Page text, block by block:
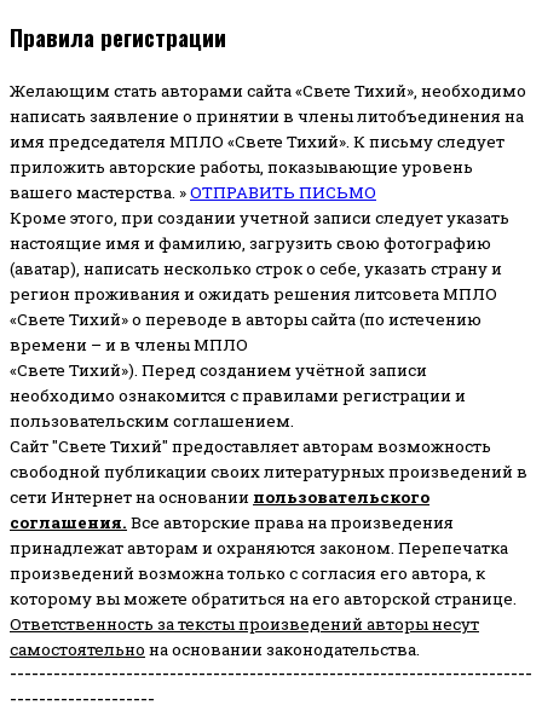
Правила регистрации
Желающим стать авторами сайта «Свете Тихий», необходимо
написать заявление о принятии в члены литобъединения на
имя председателя МПЛО «Свете Тихий». К письму следует
приложить авторские работы, показывающие уровень
вашего мастерства. »ОТПРАВИТЬ ПИСЬМО
Кроме этого, при создании учетной записи следует указать
настоящие имя и фамилию, загрузить свою фотографию
(аватар), написать несколько строк о себе, указать страну и
регион проживания и ожидать решения литсовета МПЛО
«Свете Тихий» о переводе в авторы сайта (по истечению
времени – и в члены МПЛО
«Свете Тихий»). Перед созданием учётной записи
необходимо ознакомится с правилами регистрации и
пользовательским соглашением.
Сайт "Свете Тихий" предоставляет авторам возможность
свободной публикации своих литературных произведений в
сети Интернет на основании пользовательского
соглашения. Все авторские права на произведения
принадлежат авторам и охраняются законом. Перепечатка
произведений возможна только с согласия его автора, к
которому вы можете обратиться на его авторской странице.
Ответственность за тексты произведений авторы несут
самостоятельно на основании законодательства.
------------------------------------------------------------------------
--------------------